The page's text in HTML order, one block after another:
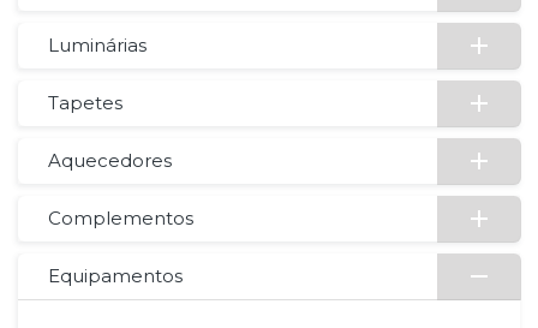
Luminárias
Tapetes
Aquecedores
Complementos
Equipamentos